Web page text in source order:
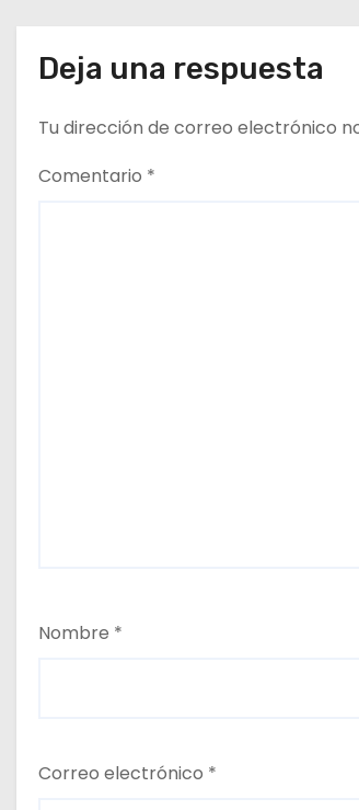
n
r
a
Deja una respuesta
Tu dirección de correo electrónico
Comentario *
Nombre *
Correo electrónico *